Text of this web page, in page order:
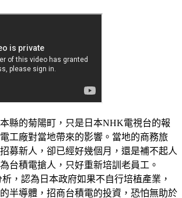
縣的菊陽町，只是日本NHK電視台的報
工廠對當地帶來的影響。當地的商務旅
募新人，卻已經好幾個月，還是補不起人
台積電搶人，只好重新培訓老員工。
，認為日本政府如果不自行培植產業，
半導體，招商台積電的投資，恐怕無助於